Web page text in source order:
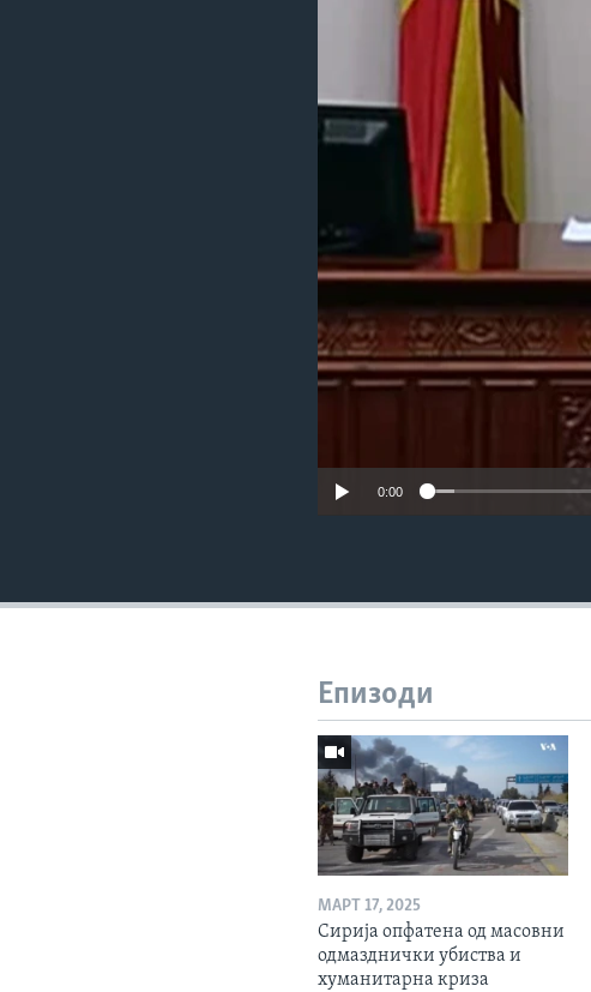
0:00
Епизоди
МАРТ 17, 2025
Сирија опфатена од масовни
одмазднички убиства и
хуманитарна криза